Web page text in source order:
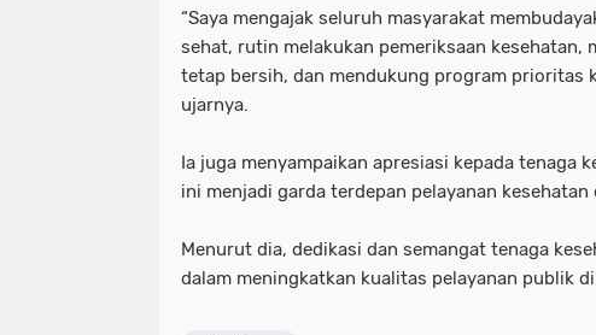
“Saya mengajak seluruh masyarakat
sehat, rutin melakukan pemeriksaan kesehatan,
tetap bersih, dan mendukung program prioritas
ujarnya.
Ia juga menyampaikan apresiasi kepada tenaga
ini menjadi garda terdepan pelayanan
Menurut dia, dedikasi dan semangat tenaga
dalam meningkatkan kualitas pelayanan publik